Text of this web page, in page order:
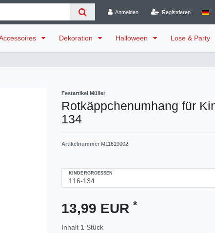
Anmelden Registrieren
Dekoration Halloween Lose & Party
Festartikel Müller
Rotkäppchenumhang für
134
Artikelnummer M11819002
KINDERGROESSEN
13,99 EUR *
Inhalt 1 Stück